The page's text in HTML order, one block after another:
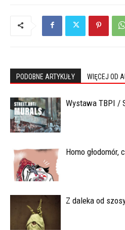
PODOBNE ARTYKUŁY WIĘCEJ OD
Wystawa TBPI /
Homo
Z daleka od